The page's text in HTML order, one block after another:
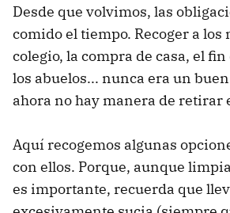
Desde que volvimos, las
comido el tiempo. Recoger a los
colegio, la compra de casa, el
los abuelos... nunca era un
ahora no hay manera de retirar
Aquí recogemos algunas
con ellos. Porque, aunque
es importante, recuerda que